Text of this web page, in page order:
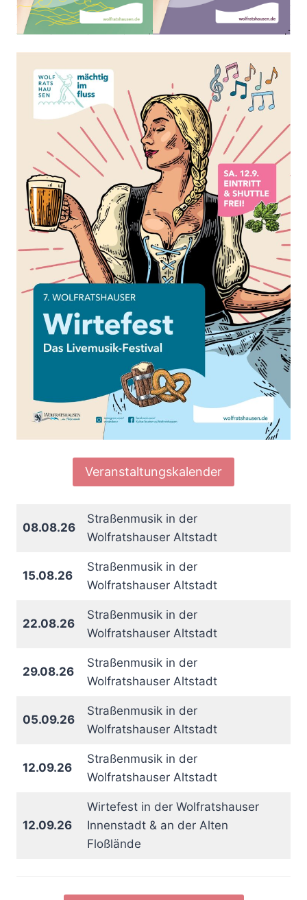
Veranstaltungskalender
08.08.26
Straßenmusik in der
Wolfratshauser Altstadt
15.08.26
Straßenmusik in der
Wolfratshauser Altstadt
22.08.26
Straßenmusik in der
Wolfratshauser Altstadt
29.08.26
Straßenmusik in der
Wolfratshauser Altstadt
05.09.26
Straßenmusik in der
Wolfratshauser Altstadt
12.09.26
Straßenmusik in der
Wolfratshauser Altstadt
12.09.26
Wirtefest in der Wolfratshauser
Innenstadt & an der Alten
Floßlände